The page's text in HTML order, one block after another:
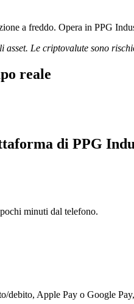
a freddo. Opera in PPG
asset. Le criptovalute sono
reale
di PPG
minuti dal telefono.
debito, Apple Pay o Google